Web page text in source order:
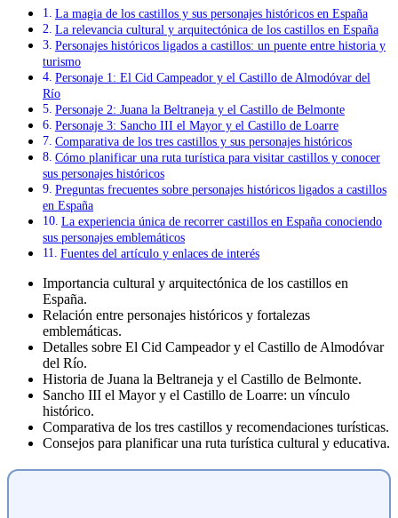
La magia de los castillos y sus personajes históricos en España
La relevancia cultural y arquitectónica de los castillos en España
Personajes históricos ligados a castillos: un puente entre historia y
turismo
Personaje 1: El Cid Campeador y el Castillo de Almodóvar del
Río
Personaje 2: Juana la Beltraneja y el Castillo de Belmonte
Personaje 3: Sancho III el Mayor y el Castillo de Loarre
Comparativa de los tres castillos y sus personajes históricos
Cómo planificar una ruta turística para visitar castillos y conocer
sus personajes históricos
Preguntas frecuentes sobre personajes históricos ligados a castillos
en España
La experiencia única de recorrer castillos en España conociendo
sus personajes emblemáticos
Fuentes del artículo y enlaces de interés
Importancia cultural y arquitectónica de los castillos en
España.
Relación entre personajes históricos y fortalezas
emblemáticas.
Detalles sobre El Cid Campeador y el Castillo de Almodóvar
del Río.
Historia de Juana la Beltraneja y el Castillo de Belmonte.
Sancho III el Mayor y el Castillo de Loarre: un vínculo
histórico.
Comparativa de los tres castillos y recomendaciones turísticas.
Consejos para planificar una ruta turística cultural y educativa.